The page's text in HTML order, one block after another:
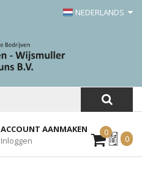
NEDERLANDS
ACCOUNT AANMAKEN
Inloggen
0Mijn
Offerte
0